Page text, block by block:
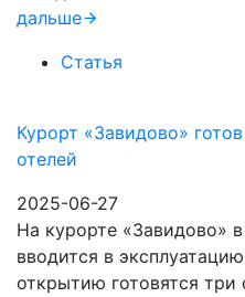
дальше
Статья
Курорт «Завидово»
отелей
2025-06-27
На курорте «Завидово»
вводится в
открытию готовятся три